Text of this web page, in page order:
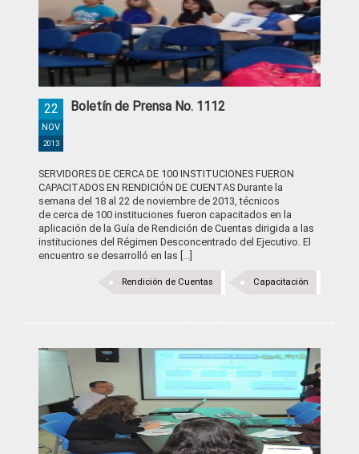
Boletín de Prensa No. 1112
22
NOV
2013
SERVIDORES DE CERCA DE 100 INSTITUCIONES FUERON
CAPACITADOS EN RENDICIÓN DE CUENTAS Durante la
semana del 18 al 22 de noviembre de 2013, técnicos
de cerca de 100 instituciones fueron capacitados en la
aplicación de la Guía de Rendición de Cuentas dirigida a las
instituciones del Régimen Desconcentrado del Ejecutivo. El
encuentro se desarrolló en las [...]
Capacitación
Rendición de Cuentas